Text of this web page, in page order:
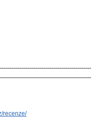
recenze/